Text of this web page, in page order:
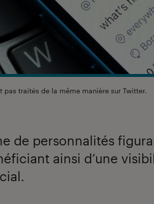
pas traités de la même manière sur Twitter.
de personnalités
ainsi d’une